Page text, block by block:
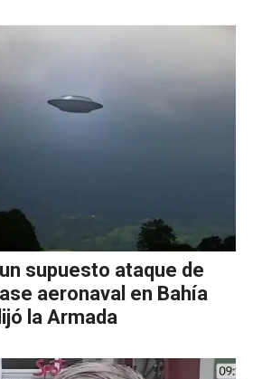
supuesto ataque de
aeronaval en Bahía
la Armada